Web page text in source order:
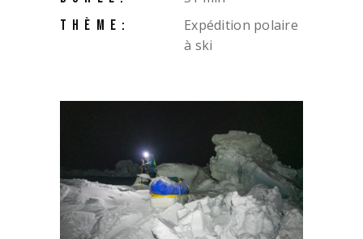
THÈME:
Expédition polaire
à ski